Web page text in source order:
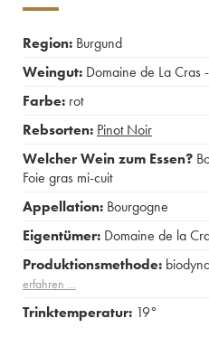
Region: Burgund
Weingut: Domaine de La Cras
Farbe: rot
Rebsorten: Pinot Noir
Welcher Wein zum Essen?
Foie gras mi-cuit
Appellation: Bourgogne
Eigentümer: Domaine de la
Produktionsmethode:
erfahren …
Trinktemperatur: 19°